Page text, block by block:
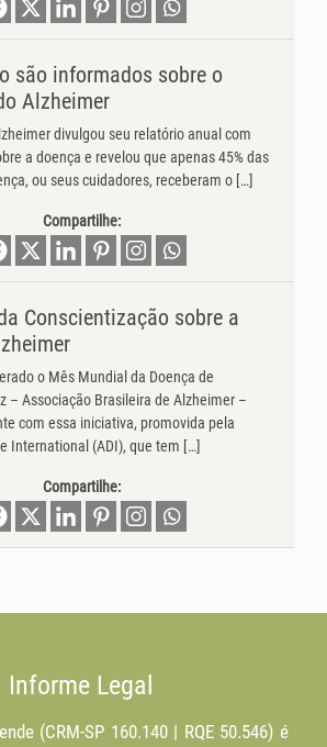
são informados sobre o
Alzheimer
divulgou seu relatório anual com
a doença e revelou que apenas 45% das
ou seus cuidadores, receberam o […]
Compartilhe:
Conscientização sobre a
o Mês Mundial da Doença de
– Associação Brasileira de Alzheimer –
com essa iniciativa, promovida pela
International (ADI), que tem […]
Compartilhe:
Informe Legal
(CRM-SP 160.140 | RQE 50.546) é